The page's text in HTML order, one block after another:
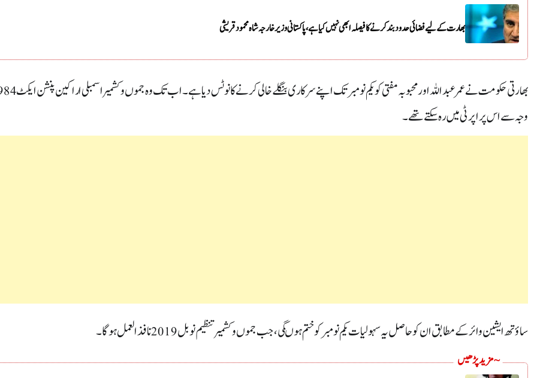
بھارت کے لیے فضائی حدود بند کرنے کا فیصلہ ابھی نہیں کیا ہے، پاکستانی وزیر خارجہ شاہ محمود قریشی
وجہ سے اس پراپرٹی میں رہ سکتے تھے ۔
ساؤتھ ایشین وائر کے مطابق ان کو حاصل یہ سہولیات یکم نومبر کو ختم ہوںگی ، جب جموں و کشمیر تنظیم نو بل 2019 نافذ العمل ہوگا۔
~ مزید پڑھیں